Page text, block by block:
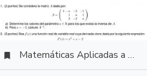
 Matemáticas Aplicadas a las Ciencias Sociales